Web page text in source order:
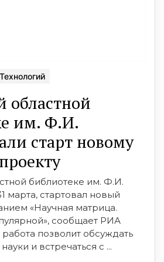
областной
им. Ф.И.
старт новому
библиотеке им. Ф.И.
марта, стартовал новый
«Научная матрица.
сообщает РИА
работа позволит обсуждать
и встречаться с ...